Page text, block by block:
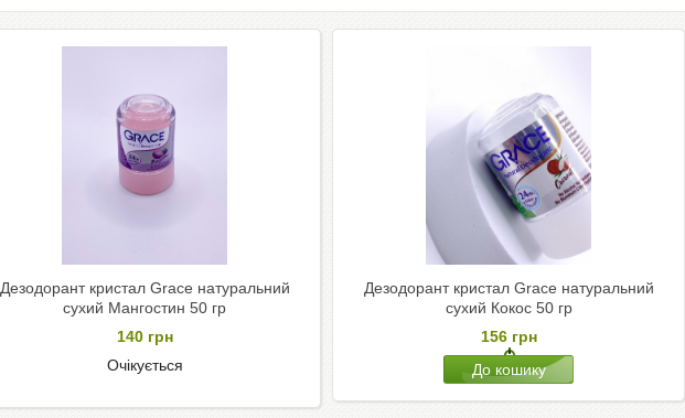
Дезодорант кристал Grace натуральний
сухий Мангостин 50 гр
140 грн
Очікується
Дезодорант кристал Grace натуральний
сухий Кокос 50 гр
156 грн